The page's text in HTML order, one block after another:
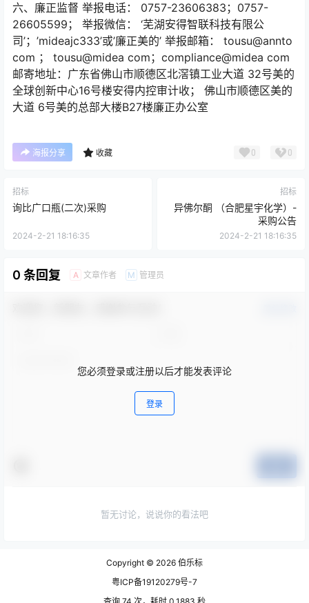
六、廉正监督 举报电话： 0757-23606383；0757-
26605599； 举报微信： ‘芜湖安得智联科技有限公
司’；’mideajc333’或’廉正美的’ 举报邮箱： tousu@annto
com ； tousu@midea com；compliance@midea com
邮寄地址：广东省佛山市顺德区北滘镇工业大道 32号美的
全球创新中心16号楼安得内控审计收； 佛山市顺德区美的
大道 6号美的总部大楼B27楼廉正办公室
海报分享 收藏 0 0
招标
询比广口瓶(二次)采购
2024-2-21 18:16:35
招标
异佛尔酮 （合肥星宇化学）-
采购公告
2024-2-21 18:16:35
0 条回复 A 文章作者 M 管理员
您必须登录或注册以后才能发表评论
登录
暂无讨论，说说你的看法吧
Copyright © 2026 伯乐标
粤ICP备19120279号-7